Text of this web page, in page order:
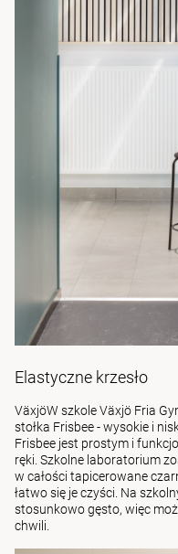
Elastyczne krzesło
VäxjöW szkole Växjö Fria
stołka Frisbee - wysokie i
Frisbee jest prostym i
ręki. Szkolne laboratorium
w całości tapicerowane
łatwo się je czyści. Na
stosunkowo gęsto, więc
chwili.